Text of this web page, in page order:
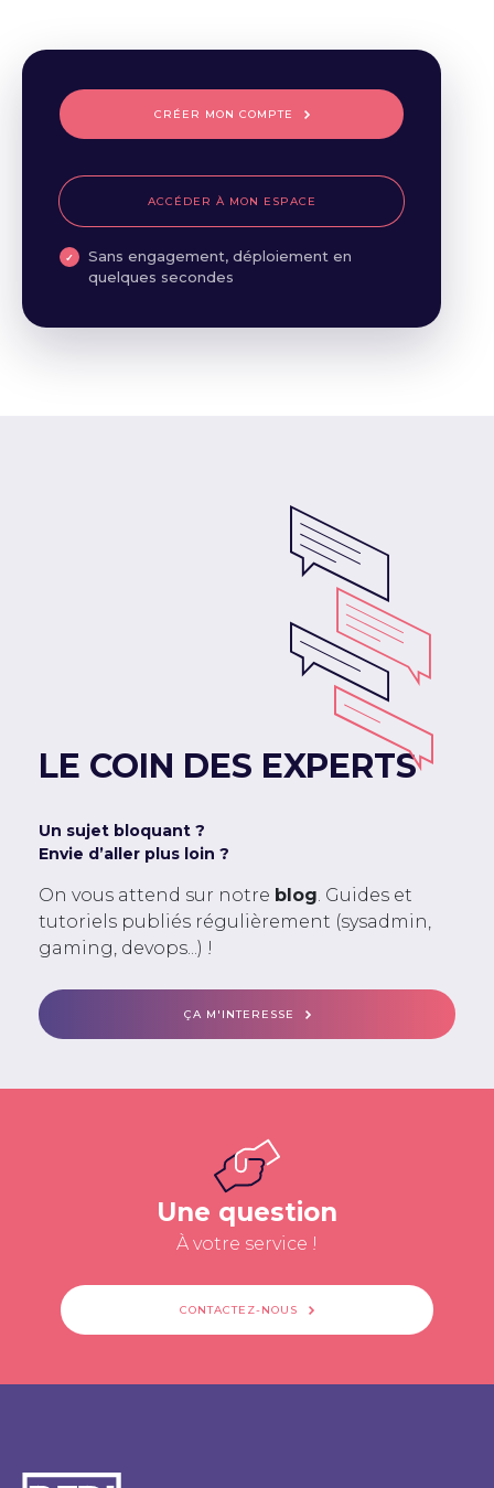
CRÉER MON COMPTE
ACCÉDER À MON ESPACE
Sans engagement, déploiement en
quelques secondes
LE COIN DES EXPERTS
Un sujet bloquant ?
Envie d’aller plus loin ?
On vous attend sur notre blog. Guides et
tutoriels publiés régulièrement (sysadmin,
gaming, devops...) !
ÇA M'INTERESSE
Une question
À votre service !
CONTACTEZ-NOUS